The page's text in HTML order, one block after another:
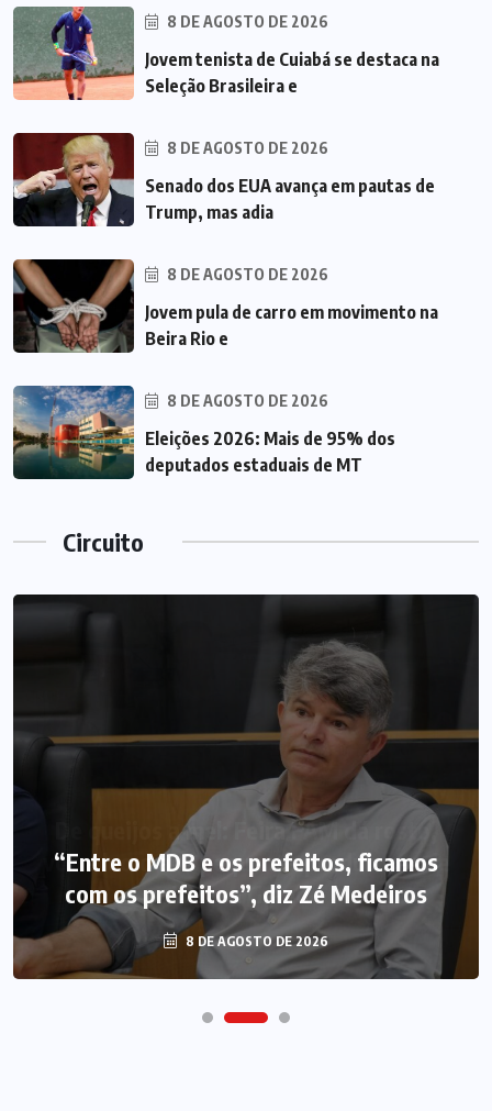
8 DE AGOSTO DE 2026
Jovem tenista de Cuiabá se destaca na
Seleção Brasileira e
8 DE AGOSTO DE 2026
Senado dos EUA avança em pautas de
Trump, mas adia
8 DE AGOSTO DE 2026
Jovem pula de carro em movimento na
Beira Rio e
8 DE AGOSTO DE 2026
Eleições 2026: Mais de 95% dos
deputados estaduais de MT
Circuito
“Entre o MDB e os prefeitos, ficamos
com os prefeitos”, diz Zé Medeiros
8 DE AGOSTO DE 2026